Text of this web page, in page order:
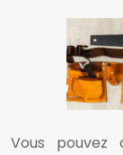
Vous pouvez